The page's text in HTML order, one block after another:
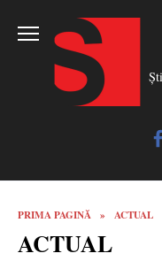
PRIMA PAGINĂ » ACTUAL
ACTUAL